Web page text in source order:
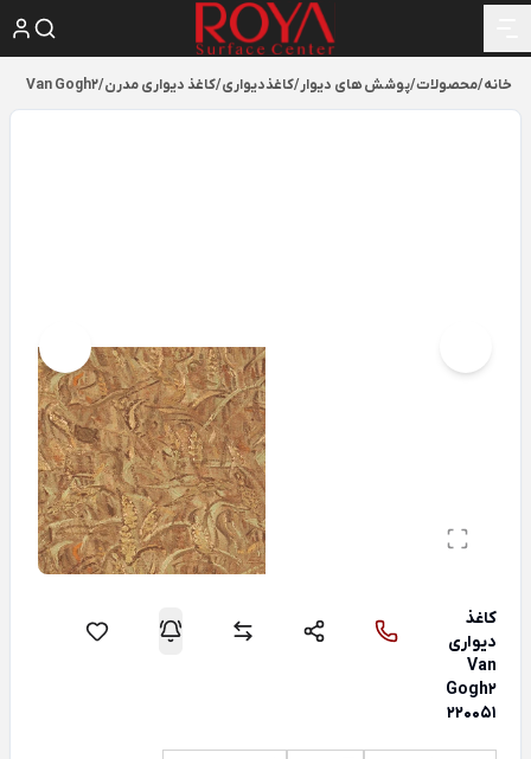
خانه/محصولات/پوشش های دیوار/کاغذدیواری/کاغذ دیواری مدرن/
Van Gogh2
کاغذ
دیواری
Van
Gogh2
220051